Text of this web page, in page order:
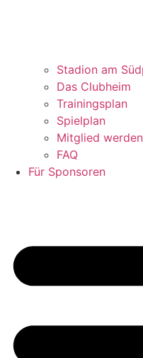
Stadion am
Das Clubheim
Trainingsplan
Spielplan
Mitglied werden
FAQ
Für Sponsoren